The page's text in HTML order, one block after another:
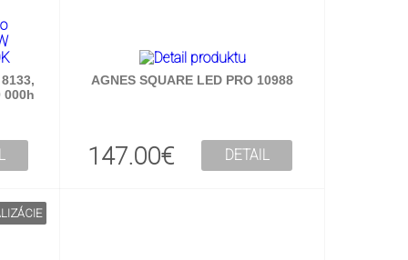
000h
AGNES SQUARE LED PRO 10988
147.00€ DETAIL